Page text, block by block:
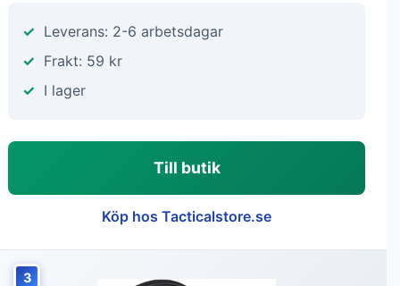
Leverans: 2-6 arbetsdagar
Frakt: 59 kr
I lager
Till butik
Köp hos Tacticalstore.se
3